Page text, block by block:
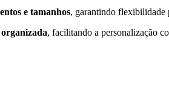
e tamanhos, garantindo flexibilidade
organizada, facilitando a personalização